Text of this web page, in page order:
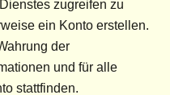
zugreifen zu
ein Konto erstellen.
der
und für alle
stattfinden.